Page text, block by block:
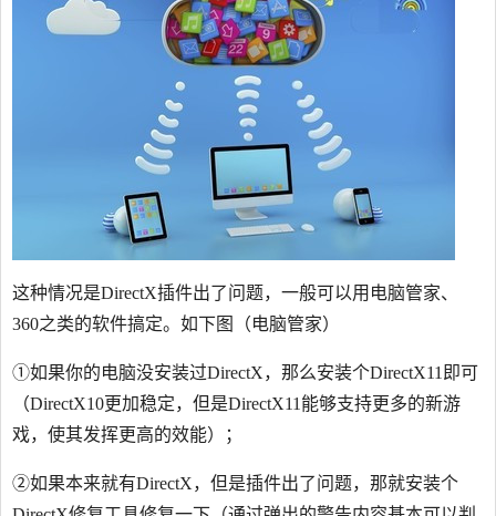
这种情况是DirectX插件出了问题，一般可以用电脑管家、
360之类的软件搞定。如下图（电脑管家）
①如果你的电脑没安装过DirectX，那么安装个DirectX11即可
（DirectX10更加稳定，但是DirectX11能够支持更多的新游
戏，使其发挥更高的效能）；
②如果本来就有DirectX，但是插件出了问题，那就安装个